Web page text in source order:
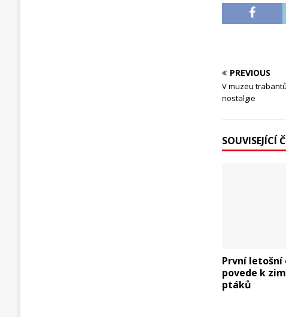
PREVIOUS
V muzeu
nostalgie
SOUVISEJÍCÍ
První letošní
povede k
ptáků